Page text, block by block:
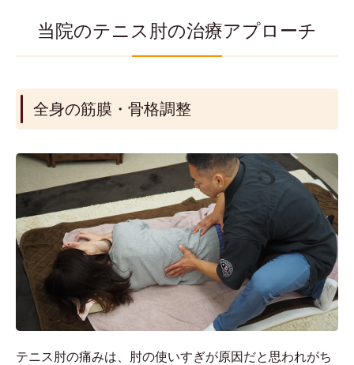
当院のテニス肘の治療アプローチ
全身の筋膜・骨格調整
テニス肘の痛みは、肘の使いすぎが原因だと思われがち